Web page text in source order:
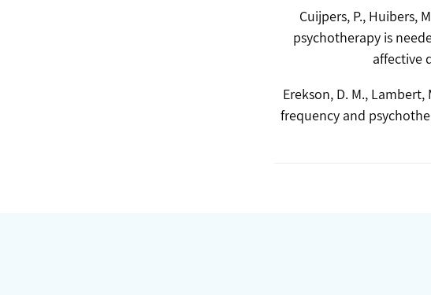
Cuijpers, P., Huibers,
psychotherapy is
affective
Erekson, D. M.,
frequency and